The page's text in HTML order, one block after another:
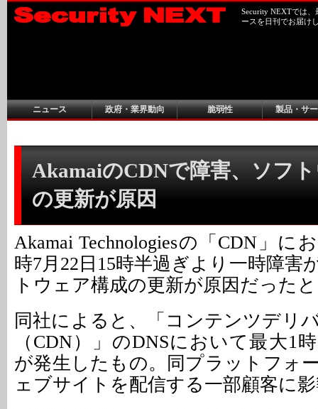
Security NEXTでは
ースを日刊でお届け
ニュース 政府・業界動向 脆弱性 製品・サ
AkamaiのCDNで障害、ソフ
の更新が原因
Akamai Technologiesの「CDN」に
時7月22日15時半過ぎより一時障害
トウェア構成の更新が原因だった
同社によると、「コンテンツデリ
（CDN）」のDNSにおいて最大1
が発生したもの。同プラットフォ
ェブサイトを配信する一部顧客に